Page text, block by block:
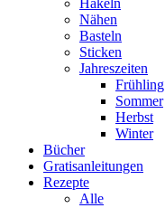
Häkeln
Nähen
Basteln
Sticken
Jahreszeiten
Frühling
Sommer
Herbst
Winter
Bücher
Gratisanleitungen
Rezepte
Alle